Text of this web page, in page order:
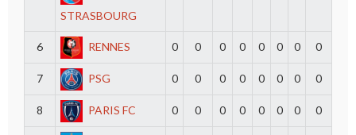
STRASBOURG
6 RENNES 0 0 0 0 0 0 0 0
7 PSG 0 0 0 0 0 0 0 0
8 PARIS FC 0 0 0 0 0 0 0 0